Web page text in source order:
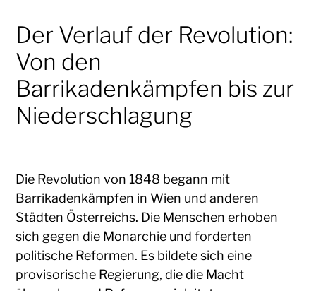
Der Verlauf der Revolution:
Von den
Barrikadenkämpfen bis zur
Niederschlagung
Die Revolution von 1848 begann mit
Barrikadenkämpfen in Wien und anderen
Städten Österreichs. Die Menschen erhoben
sich gegen die Monarchie und forderten
politische Reformen. Es bildete sich eine
provisorische Regierung, die die Macht